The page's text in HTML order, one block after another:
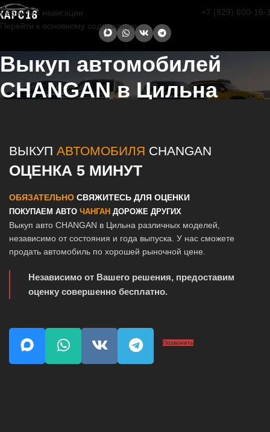
Перейти к навигации
Перейти к основному содержанию
+7 (929) 600-16-
Выкуп автомобилей
CHANGAN в Цильна
ВЫКУП АВТОМОБИЛЯ CHANGAN
ОЦЕНКА 5 МИНУТ
ОБЯЗАТЕЛЬНО СВЯЖИТЕСЬ ДЛЯ ОЦЕНКИ
ПОКУПАЕМ АВТО ЧАНГАН ДОРОЖЕ ДРУГИХ
Выкуп авто CHANGAN в Цильна различных моделей,
независимо от состояния и года выпуска. У нас сможете
продать автомобиль по хорошей рыночной цене.
Независимо от Вашего решения, предоставим
оценку совершенно бесплатно.
Позвонить